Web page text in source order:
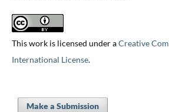
This work is licensed under aCreative
International License.
Make a Submission